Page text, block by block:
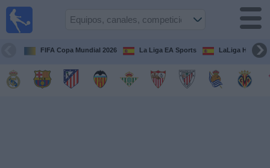
FIFA Copa Mundial 2026 La Liga EA Sports LaLiga
Guía de
Televisados